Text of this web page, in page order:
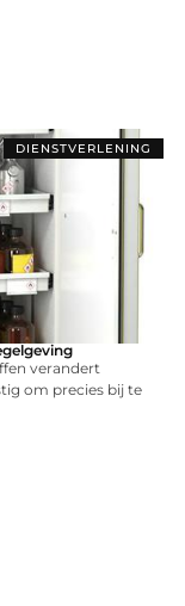
DIENSTVERLENING
verandert
om precies bij te